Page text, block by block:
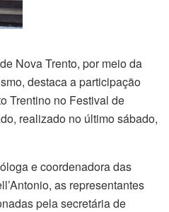
Nova Trento, por meio da
destaca a participação
Trentino no Festival de
realizado no último sábado,
e coordenadora das
as representantes
pela secretária de